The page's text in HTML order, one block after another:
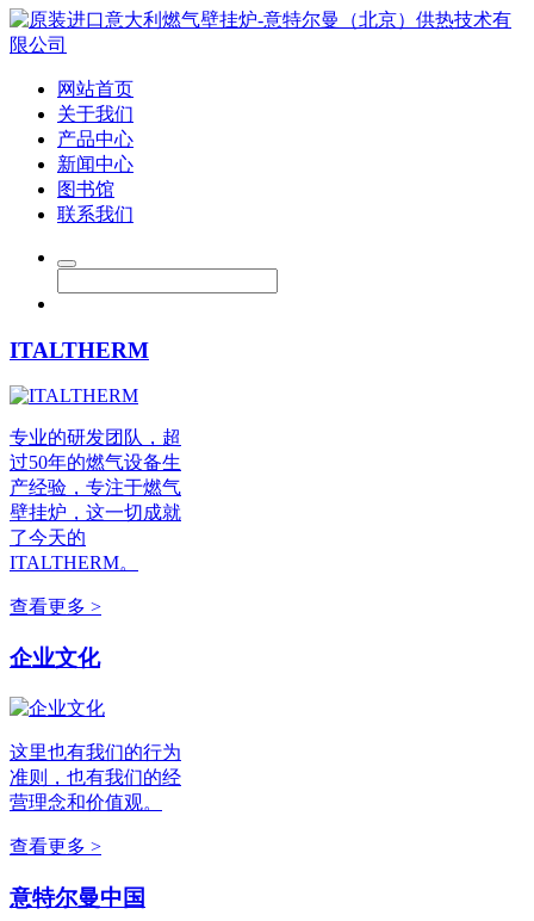
网站首页
关于我们
产品中心
新闻中心
图书馆
联系我们
ITALTHERM
专业的研发团队，超
过50年的燃气设备生
产经验，专注于燃气
壁挂炉，这一切成就
了今天的
ITALTHERM。
查看更多 >
企业文化
这里也有我们的行为
准则，也有我们的经
营理念和价值观。
查看更多 >
意特尔曼中国